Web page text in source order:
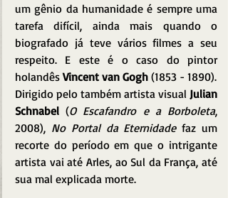
um gênio da humanidade é sempre uma
tarefa difícil, ainda mais quando o
biografado já teve vários filmes a seu
respeito. E este é o caso do pintor
holandês Vincent van Gogh (1853 - 1890).
Dirigido pelo também artista visual Julian
Schnabel (O Escafandro e a Borboleta,
2008), No Portal da Eternidade faz um
recorte do período em que o intrigante
artista vai até Arles, ao Sul da França, até
sua mal explicada morte.